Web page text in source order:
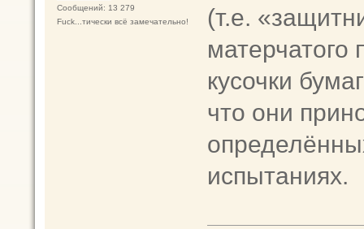
Сообщений: 13 279
Fuck...тически всё замечательно!
(т.е.
матерчатого
кусочки
что они
испытаниях.